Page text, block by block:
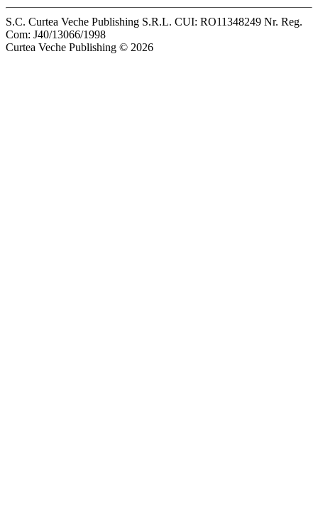
S.C. Curtea Veche Publishing S.R.L. CUI: RO11348249 Nr. Reg.
Com: J40/13066/1998
Curtea Veche Publishing © 2026